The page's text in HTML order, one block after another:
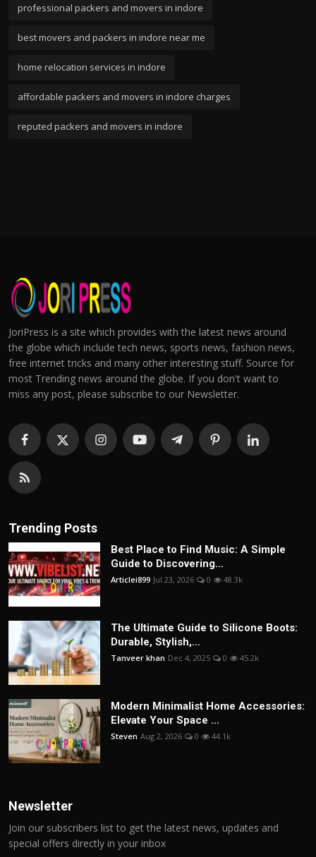
professional packers and movers in indore
best movers and packers in indore near me
home relocation services in indore
affordable packers and movers in indore charges
reputed packers and movers in indore
JoriPress is a site which provides with the latest news around
the globe which include tech news, sports news, fashion news,
free internet tricks and many other interesting stuff. Source for
most Trending news around the globe. If you don't want to
miss any post, please subscribe to our Newsletter.
Trending Posts
Best Place to Find Music: A Simple
Guide to Discovering...
Articlei899 Jul 23, 2026 0 48.3k
The Ultimate Guide to Silicone Boots:
Durable, Stylish,...
Tanveer khan Dec 4, 2025 0 45.2k
Modern Minimalist Home Accessories:
Elevate Your Space ...
Steven Aug 2, 2026 0 44.1k
Newsletter
Join our subscribers list to get the latest news, updates and
special offers directly in your inbox